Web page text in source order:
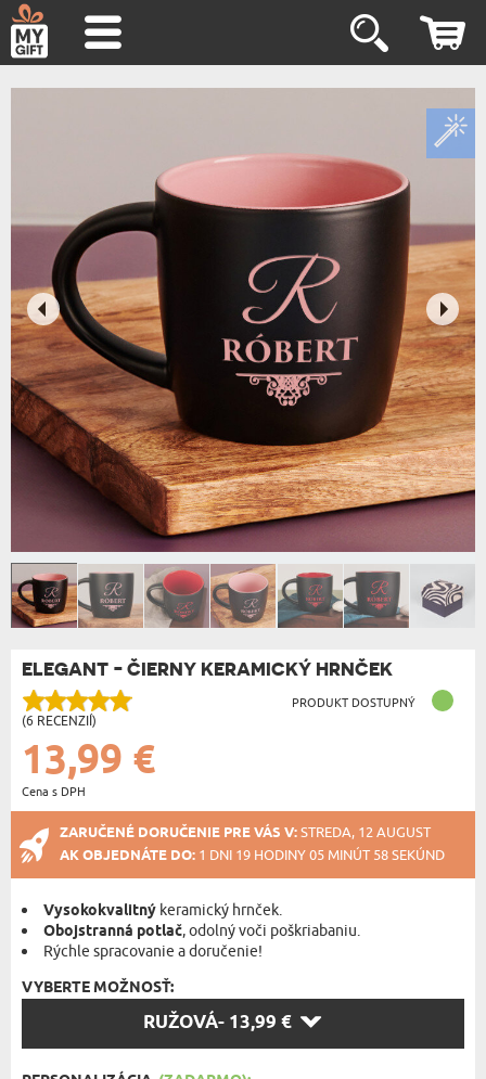
ELEGANT - ČIERNY KERAMICKÝ HRNČEK
(6 RECENZIÍ)
PRODUKT DOSTUPNÝ
13,99 €
Cena s DPH
ZARUČENÉ DORUČENIE PRE VÁS V:STREDA, 12 AUGUST
AK OBJEDNÁTE DO: 1 DNI 19 HODINY 05 MINÚT 58 SEKÚND
Vysokokvalitný keramický hrnček.
Obojstranná potlač, odolný voči poškriabaniu.
Rýchle spracovanie a doručenie!
VYBERTE MOŽNOSŤ:
RUŽOVÁ- 13,99 €